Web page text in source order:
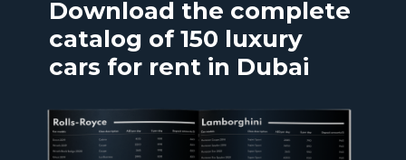
Download the complete
catalog of 150 luxury
cars for rent in Dubai